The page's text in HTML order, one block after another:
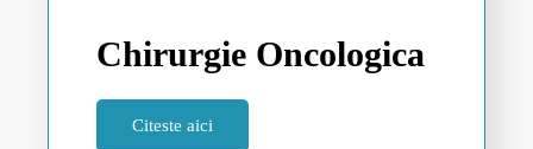
Chirurgie Oncologica
Citeste aici